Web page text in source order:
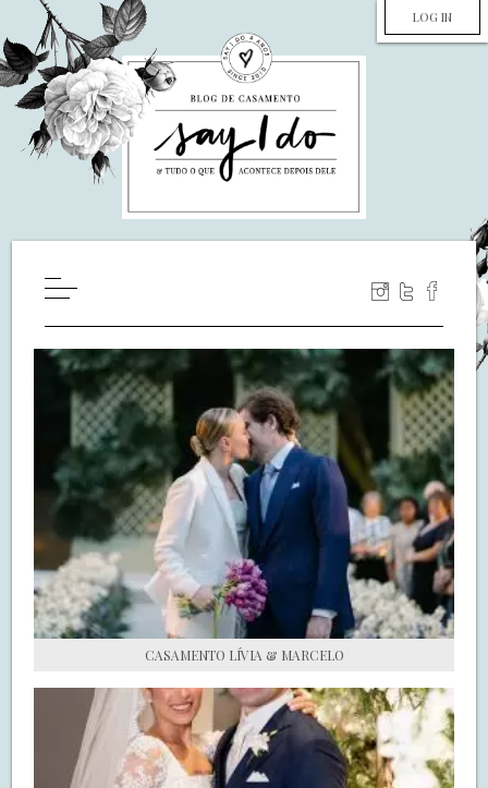
LOG IN
WILL YOU MARRY ME?
LUA DE MEL
COZINHA
DECORAÇÃO
DE NOIVA PRA NOIVA
S.O.S CASADAS
FALE COM O SAY I DO
CASAMENTO LÍVIA & MARCELO